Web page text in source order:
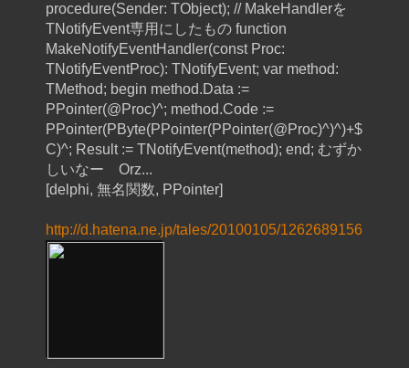
procedure(Sender: TObject); // MakeHandlerを
TNotifyEvent専用にしたもの function
MakeNotifyEventHandler(const Proc:
TNotifyEventProc): TNotifyEvent; var method:
TMethod; begin method.Data :=
PPointer(@Proc)^; method.Code :=
PPointer(PByte(PPointer(PPointer(@Proc)^)^)+$
C)^; Result := TNotifyEvent(method); end; むずか
しいなー Orz...
[delphi, 無名関数, PPointer]
http://d.hatena.ne.jp/tales/20100105/1262689156